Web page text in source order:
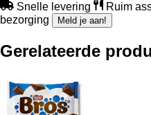
Snelle levering Ruim
bezorging
Meld je aan!
Gerelateerde